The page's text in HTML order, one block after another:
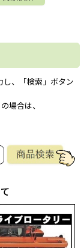
、「検索」ボタン
場合は、